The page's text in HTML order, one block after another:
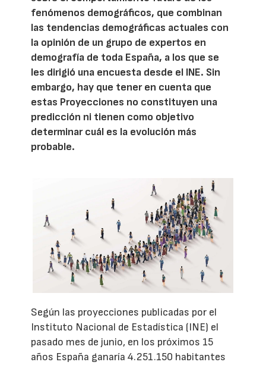
fenómenos demográficos, que combinan
las tendencias demográficas actuales con
la opinión de un grupo de expertos en
demografía de toda España, a los que se
les dirigió una encuesta desde el INE. Sin
embargo, hay que tener en cuenta que
estas Proyecciones no constituyen una
predicción ni tienen como objetivo
determinar cuál es la evolución más
probable.
Según las proyecciones publicadas por el
Instituto Nacional de Estadística (INE) el
pasado mes de junio, en los próximos 15
años España ganaría 4.251.150 habitantes